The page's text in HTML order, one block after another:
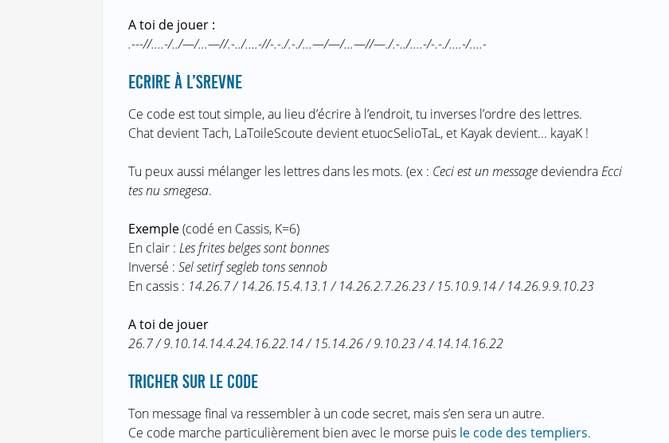
A toi de jouer :
.---//....-/../—/...—//.-../....-//-.-./.-./...—/—/...—//—./.-../....-/-.-./....-/....-
ECRIRE À L’SREVNE
Ce code est tout simple, au lieu d’écrire à l’endroit, tu inverses l’ordre des lettres.
Chat devient Tach, LaToileScoute devient etuocSelioTaL, et Kayak devient... kayaK !
Tu peux aussi mélanger les lettres dans les mots. (ex : Ceci est un messagedeviendraEcci
tes nu smegesa.
Exemple(codé en Cassis, K=6)
En clair : Les frites belges sont bonnes
Inversé : Sel setirf segleb tons sennob
En cassis : 14.26.7 / 14.26.15.4.13.1 / 14.26.2.7.26.23 / 15.10.9.14 / 14.26.9.9.10.23
A toi de jouer
26.7 / 9.10.14.14.4.24.16.22.14 / 15.14.26 / 9.10.23 / 4.14.14.16.22
TRICHER SUR LE CODE
Ton message final va ressembler à un code secret, mais s’en sera un autre.
Ce code marche particulièrement bien avec le morse puis le code des templiers.